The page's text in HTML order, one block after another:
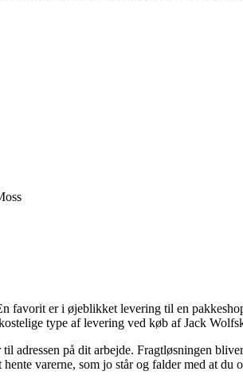
favorit er i øjeblikket levering til en
type af levering ved køb af Jack
adressen på dit arbejde. Fragtløsningen
varerne, som jo står og falder med at du